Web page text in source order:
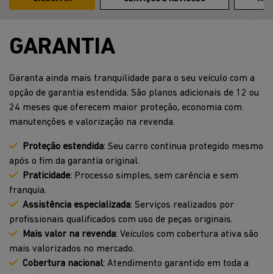
GARANTIA
Garanta ainda mais tranquilidade para o seu veículo com a
opção de garantia estendida. São planos adicionais de 12 ou
24 meses que oferecem maior proteção, economia com
manutenções e valorização na revenda.
Proteção estendida: Seu carro continua protegido mesmo
após o fim da garantia original.
Praticidade: Processo simples, sem carência e sem
franquia.
Assistência especializada: Serviços realizados por
profissionais qualificados com uso de peças originais.
Mais valor na revenda: Veículos com cobertura ativa são
mais valorizados no mercado.
Cobertura nacional: Atendimento garantido em toda a